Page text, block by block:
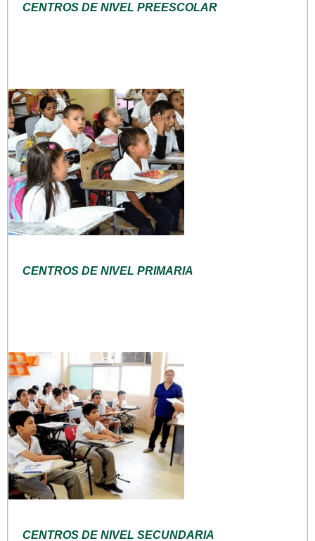
CENTROS DE NIVEL PREESCOLAR
CENTROS DE NIVEL PRIMARIA
CENTROS DE NIVEL SECUNDARIA